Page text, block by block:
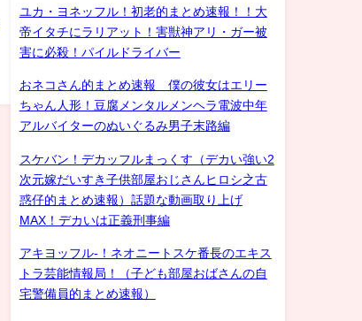
ユカ・ヨネッフル！初老的まとめ速報！！大
帝イタチにラリアット！害獣神アリ・ガー被
害に必殺！パイルドライバー
おネコさん的まとめ速報 僕の彼女はエリー
ちゃん人形！豆腐メンタルメンヘラ電波中年
アルバイターのぬいぐるみ男子末路編
スケバン！デカッフルまっくす（デカい強い2
次元嫁だいすき子供部屋おじさんヒロシ之古
惑仔的まとめ速報）話題な動画取り上げ
MAX！デカいは正義刑事編
アキヨッフル-！ネオニートスケ番長のエキス
トラ芸能情報局！（子ども部屋おばさんの自
宅警備員的まとめ速報）